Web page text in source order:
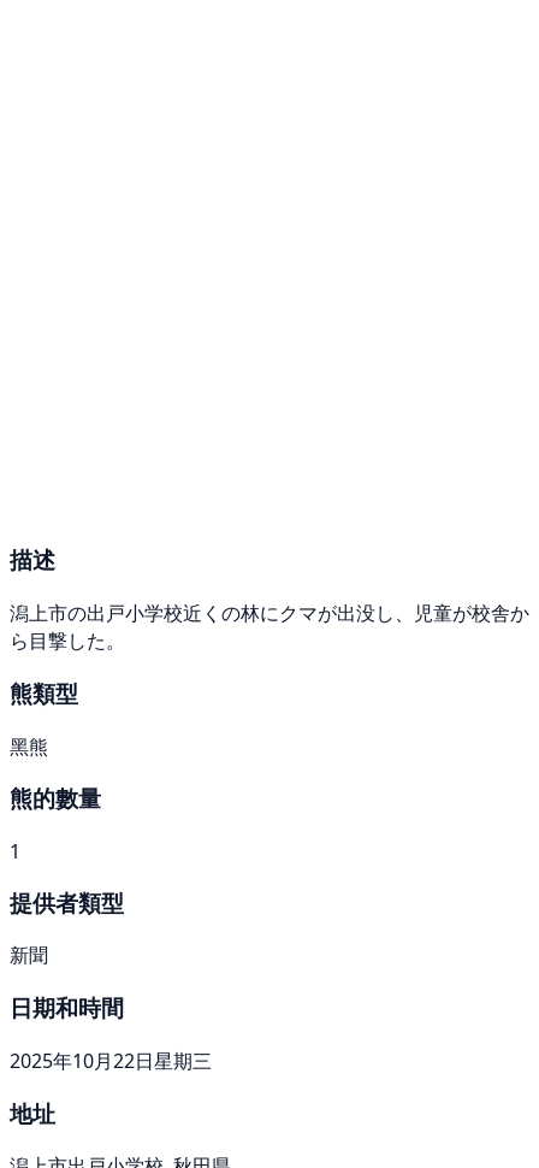
描述
潟上市の出戸小学校近くの林にクマが出没し、児童が校舎か
ら目撃した。
熊類型
黑熊
熊的數量
1
提供者類型
新聞
日期和時間
2025年10月22日星期三
地址